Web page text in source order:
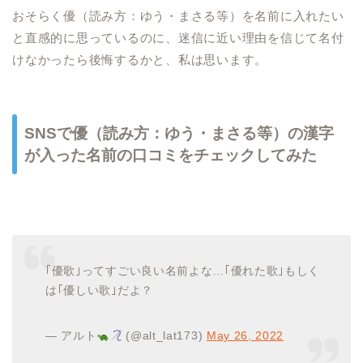
おそらく優（読み方：ゆう・まさる等）を名前に入れたい
と直感的に思っているのに、迷信に近い理由を信じて名付
けなかったら後悔するかと、私は思います。
SNSで優（読み方：ゆう・まさる等）の漢字
が入った名前の口コミをチェックしてみた
｢優歌｣ってすごい良い名前よな…｢優れた歌｣もしく
は｢優しい歌｣だよ？
— アルト (@alt_lat173) May 26, 2022